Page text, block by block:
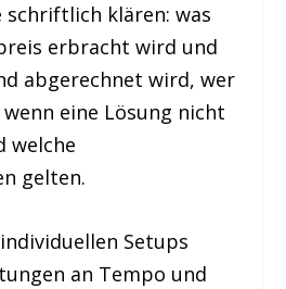
schriftlich klären: was
erbracht wird und
abgerechnet wird, wer
eine Lösung nicht
welche
gelten.
Setups
an Tempo und